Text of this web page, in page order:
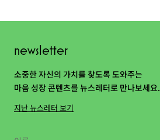
newsletter
소중한 자신의 가치를 찾도록 도와주는
마음 성장 콘텐츠를 뉴스레터로 만나보세요.
지난 뉴스레터 보기